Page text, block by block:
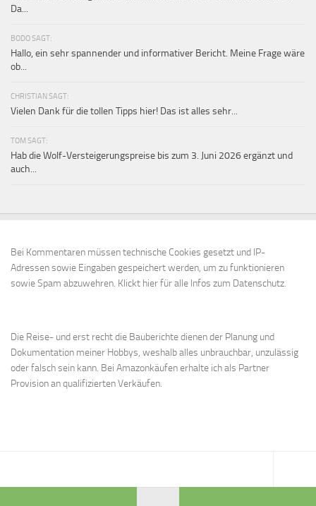
Da...
BODO SAGT:
Hallo, ein sehr spannender und informativer Bericht. Meine Frage wäre
ob...
CHRISTIAN SAGT:
Vielen Dank für die tollen Tipps hier! Das ist alles sehr...
TOM SAGT:
Hab die Wolf-Versteigerungspreise bis zum 3. Juni 2026 ergänzt und
auch...
Bei Kommentaren müssen technische Cookies gesetzt und IP-
Adressen sowie Eingaben gespeichert werden, um zu funktionieren
sowie Spam abzuwehren. Klickt hier für alle Infos zum Datenschutz.
Die Reise- und erst recht die Bauberichte dienen der Planung und
Dokumentation meiner Hobbys, weshalb alles unbrauchbar, unzulässig
oder falsch sein kann. Bei Amazonkäufen erhalte ich als Partner
Provision an qualifizierten Verkäufen.